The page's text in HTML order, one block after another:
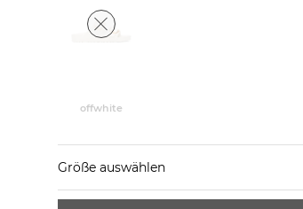
offwhite
Größe auswählen